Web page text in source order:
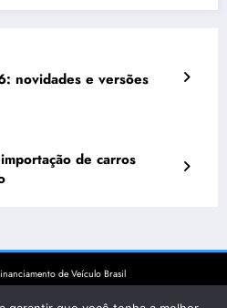
novidades e versões
de carros
de Veículo Brasil